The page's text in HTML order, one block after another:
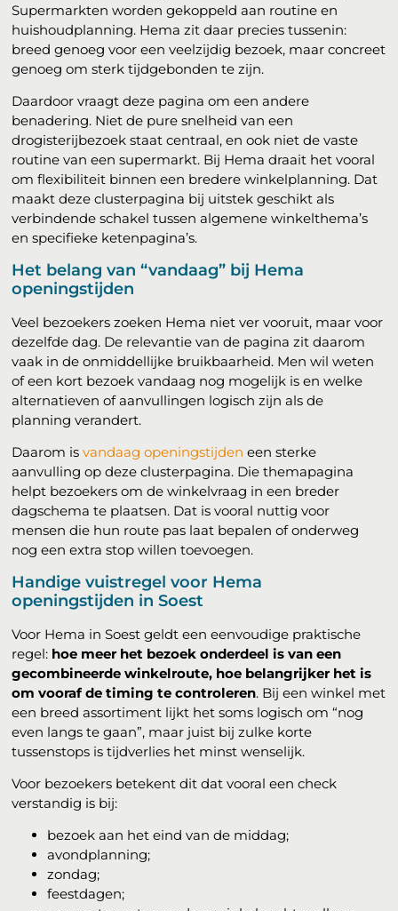
Supermarkten worden gekoppeld aan routine en
huishoudplanning. Hema zit daar precies tussenin:
breed genoeg voor een veelzijdig bezoek, maar concreet
genoeg om sterk tijdgebonden te zijn.
Daardoor vraagt deze pagina om een andere
benadering. Niet de pure snelheid van een
drogisterijbezoek staat centraal, en ook niet de vaste
routine van een supermarkt. Bij Hema draait het vooral
om flexibiliteit binnen een bredere winkelplanning. Dat
maakt deze clusterpagina bij uitstek geschikt als
verbindende schakel tussen algemene winkelthema’s
en specifieke ketenpagina’s.
Het belang van “vandaag” bij Hema
openingstijden
Veel bezoekers zoeken Hema niet ver vooruit, maar voor
dezelfde dag. De relevantie van de pagina zit daarom
vaak in de onmiddellijke bruikbaarheid. Men wil weten
of een kort bezoek vandaag nog mogelijk is en welke
alternatieven of aanvullingen logisch zijn als de
planning verandert.
Daarom isvandaag openingstijden een sterke
aanvulling op deze clusterpagina. Die themapagina
helpt bezoekers om de winkelvraag in een breder
dagschema te plaatsen. Dat is vooral nuttig voor
mensen die hun route pas laat bepalen of onderweg
nog een extra stop willen toevoegen.
Handige vuistregel voor Hema
openingstijden in Soest
Voor Hema in Soest geldt een eenvoudige praktische
regel: hoe meer het bezoek onderdeel is van een
gecombineerde winkelroute, hoe belangrijker het is
om vooraf de timing te controleren. Bij een winkel met
een breed assortiment lijkt het soms logisch om “nog
even langs te gaan”, maar juist bij zulke korte
tussenstops is tijdverlies het minst wenselijk.
Voor bezoekers betekent dit dat vooral een check
verstandig is bij:
bezoek aan het eind van de middag;
avondplanning;
zondag;
feestdagen;